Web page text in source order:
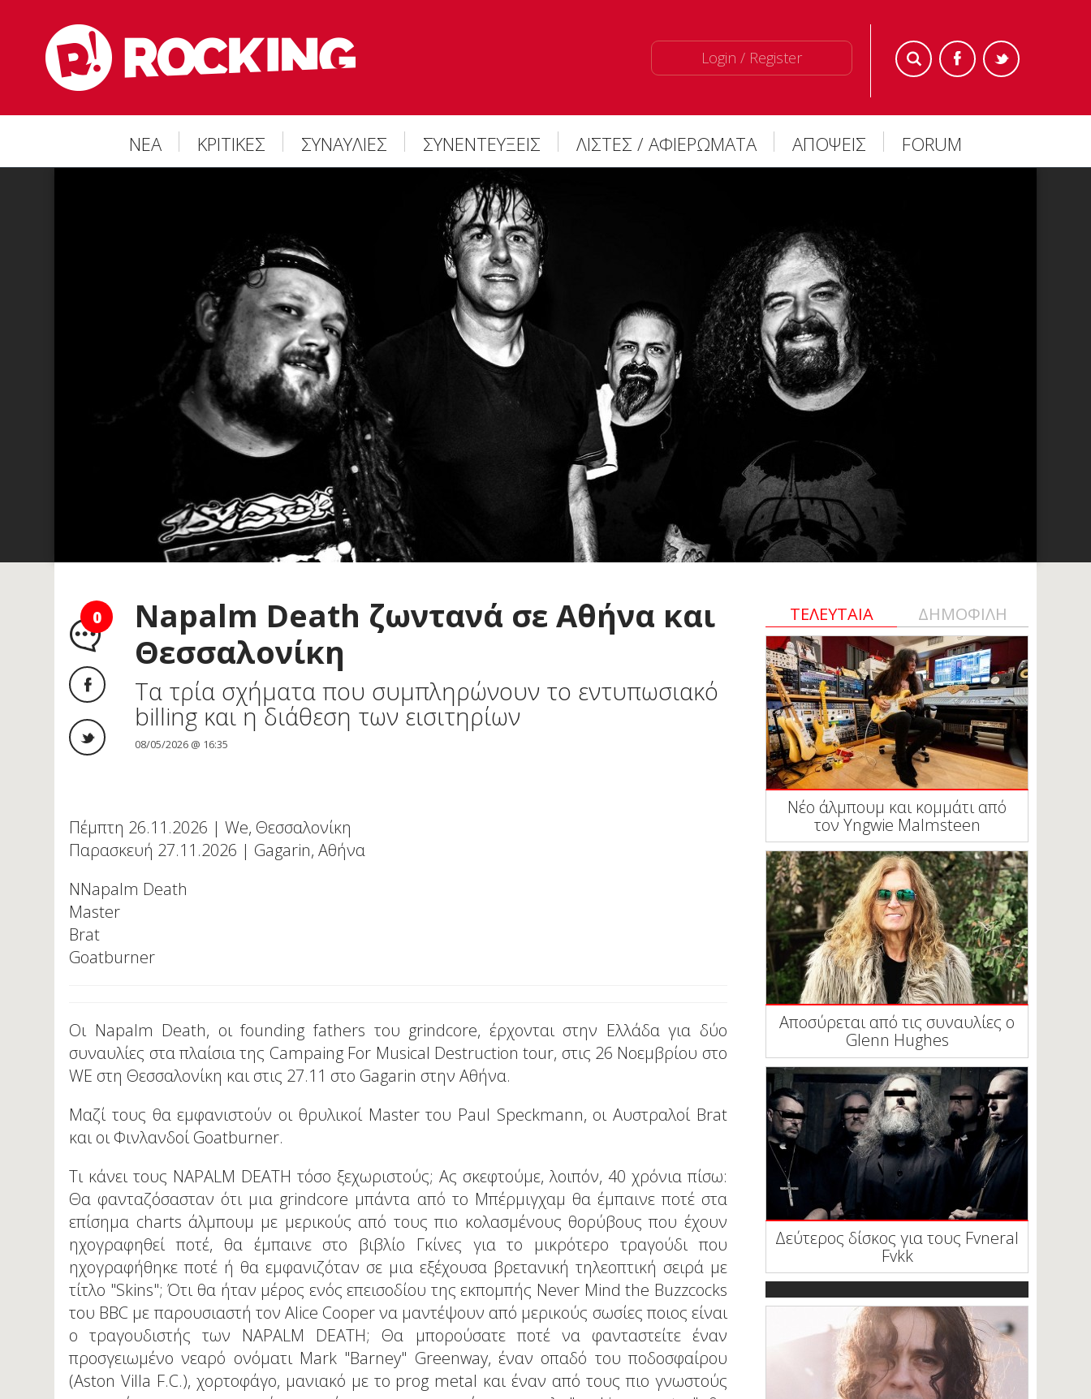
Login / Register
ΝΕΑ ΚΡΙΤΙΚΕΣ ΣΥΝΑΥΛΙΕΣ ΣΥΝΕΝΤΕΥΞΕΙΣ ΛΙΣΤΕΣ / ΑΦΙΕΡΩΜΑΤΑ ΑΠΟΨΕΙΣ FORUM
0
Napalm Death ζωντανά σε Αθήνα και
Θεσσαλονίκη
Τα τρία σχήματα που συμπληρώνουν το εντυπωσιακό
billing και η διάθεση των εισιτηρίων
08/05/2026 @ 16:35
Πέμπτη 26.11.2026 | We, Θεσσαλονίκη
Παρασκευή 27.11.2026 | Gagarin, Αθήνα
NNapalm Death
Master
Brat
Goatburner
Οι Napalm Death, οι founding fathers του grindcore, έρχονται στην Ελλάδα για δύο
συναυλίες στα πλαίσια της Campaing For Musical Destruction tour, στις 26 Νοεμβρίου στο
WE στη Θεσσαλονίκη και στις 27.11 στο Gagarin στην Αθήνα.
Μαζί τους θα εμφανιστούν οι θρυλικοί Master του Paul Speckmann, οι Αυστραλοί Brat
και οι Φινλανδοί Goatburner.
Τι κάνει τους NAPALM DEATH τόσο ξεχωριστούς; Ας σκεφτούμε, λοιπόν, 40 χρόνια πίσω:
Θα φανταζόσασταν ότι μια grindcore μπάντα από το Μπέρμιγχαμ θα έμπαινε ποτέ στα
επίσημα charts άλμπουμ με μερικούς από τους πιο κολασμένους θορύβους που έχουν
ηχογραφηθεί ποτέ, θα έμπαινε στο βιβλίο Γκίνες για το μικρότερο τραγούδι που
ηχογραφήθηκε ποτέ ή θα εμφανιζόταν σε μια εξέχουσα βρετανική τηλεοπτική σειρά με
τίτλο "Skins"; Ότι θα ήταν μέρος ενός επεισοδίου της εκπομπής Never Mind the Buzzcocks
του BBC με παρουσιαστή τον Alice Cooper να μαντέψουν από μερικούς σωσίες ποιος είναι
ο τραγουδιστής των NAPALM DEATH; Θα μπορούσατε ποτέ να φανταστείτε έναν
προσγειωμένο νεαρό ονόματι Mark "Barney" Greenway, έναν οπαδό του ποδοσφαίρου
(Aston Villa F.C.), χορτοφάγο, μανιακό με το prog metal και έναν από τους πιο γνωστούς
ΤΕΛΕΥΤΑΙΑ ΔΗΜΟΦΙΛΗ
Νέο άλμπουμ και κομμάτι από
τον Yngwie Malmsteen
Αποσύρεται από τις συναυλίες ο
Glenn Hughes
Δεύτερος δίσκος για τους Fvneral
Fvkk